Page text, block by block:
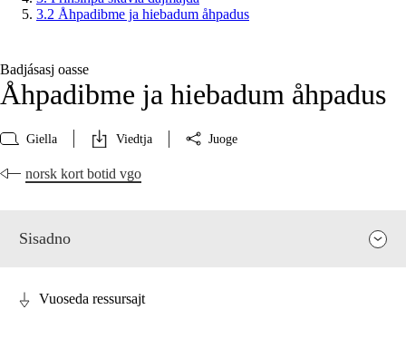
3.2 Åhpadibme ja hiebadum åhpadus
Badjásasj oasse
Åhpadibme ja hiebadum åhpadus
Giella Viedtja Juoge
norsk kort botid vgo
Sisadno
Vuoseda ressursajt